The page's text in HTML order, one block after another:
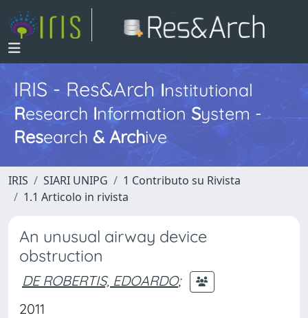
IRIS - Res&ArchInstitutional
Research InformationSystem -
Research & Archive
IRIS SIARI UNIPG
1 Contributo su Rivista
1.1 Articolo in rivista
An unusual airway device
obstruction
DE ROBERTIS, EDOARDO;
2011